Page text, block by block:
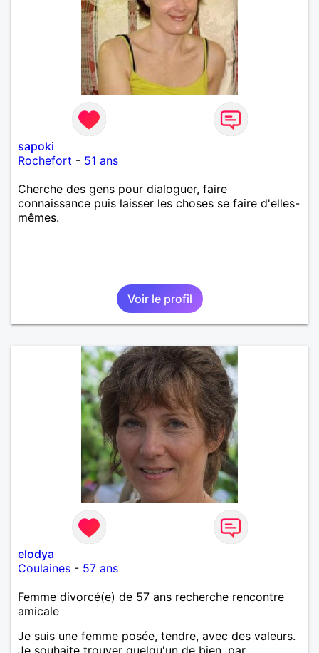
sapoki
Rochefort - 51 ans
Cherche des gens pour dialoguer, faire
connaissance puis laisser les choses se faire d'elles-
mêmes.
Voir le profil
elodya
Coulaines - 57 ans
Femme divorcé(e) de 57 ans recherche rencontre
amicale
Je suis une femme posée, tendre, avec des valeurs.
Je souhaite trouver quelqu'un de bien, par